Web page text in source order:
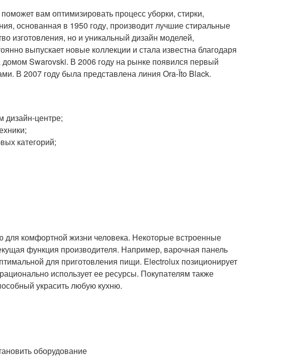
вам оптимизировать процесс уборки, стирки,
основанная в 1950 году, производит лучшие стиральные
изготовления, но и уникальный дизайн моделей,
выпускает новые коллекции и стала известна благодаря
домом Swarovski. В 2006 году на рынке появился первый
В 2007 году была представлена ​​линия Ora-Ïto Black.
дизайн-центре;
категорий;
для комфортной жизни человека. Некоторые встроенные
функция производителя. Например, варочная панель
для приготовления пищи. Electrolux позиционирует
использует ее ресурсы. Покупателям также
украсить любую кухню.
оборудование